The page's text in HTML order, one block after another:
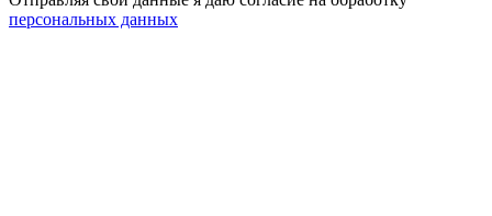
персональных данных